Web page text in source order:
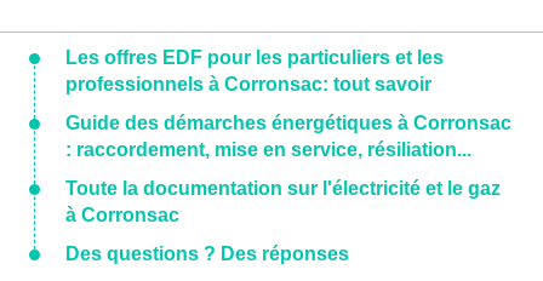
Les offres EDF pour les particuliers et les
professionnels à Corronsac: tout savoir
Guide des démarches énergétiques à Corronsac
: raccordement, mise en service, résiliation...
Toute la documentation sur l'électricité et le gaz
à Corronsac
Des questions ? Des réponses